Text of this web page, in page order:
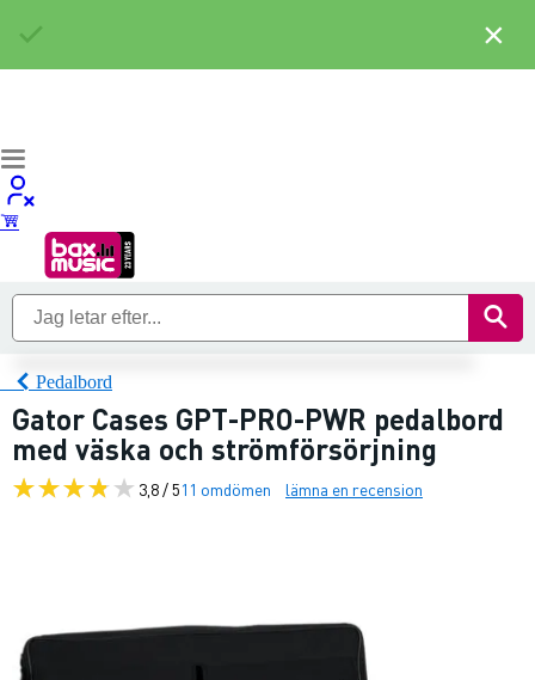
Pedalbord
Gator Cases GPT-PRO-PWR pedalbord
med väska och strömförsörjning
3,8 / 511 omdömen lämna en recension
×